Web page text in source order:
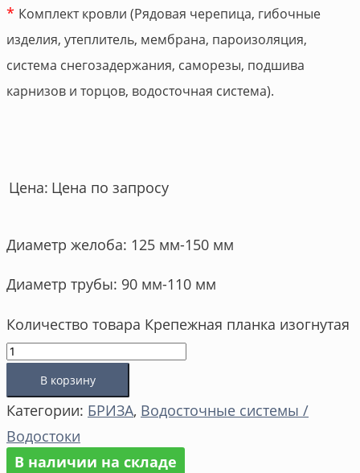
* Комплект кровли (Рядовая черепица, гибочные
изделия, утеплитель, мембрана, пароизоляция,
система снегозадержания, саморезы, подшива
карнизов и торцов, водосточная система).
Цена: Цена по запросу
Диаметр желоба: 125 мм-150 мм
Диаметр трубы: 90 мм-110 мм
Количество товара Крепежная планка изогнутая
В корзину
Категории: БРИЗА, Водосточные системы /
Водостоки
В наличии на складе